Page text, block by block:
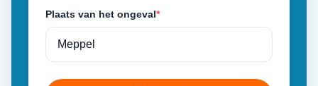
Plaats van het ongeval*